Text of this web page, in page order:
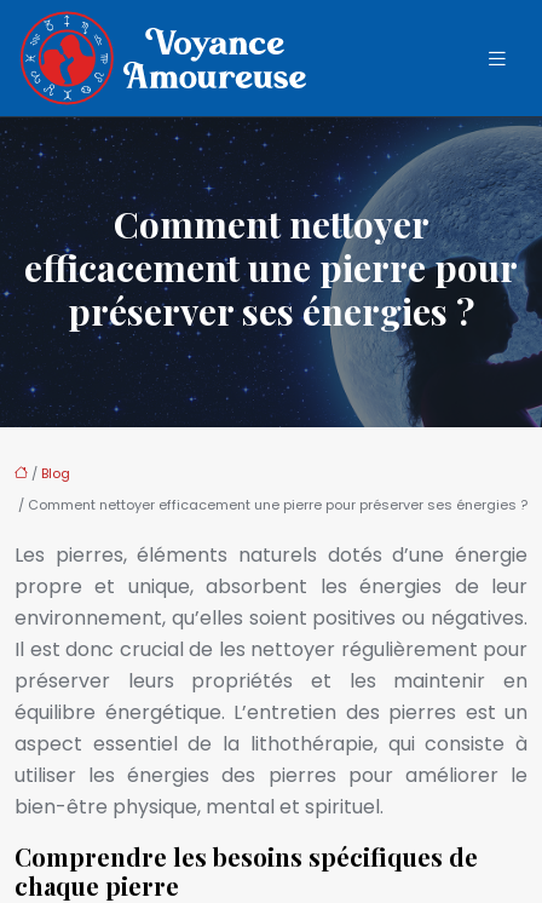
Comment nettoyer
efficacement une pierre pour
préserver ses énergies ?
/ Blog
/ Comment nettoyer efficacement une pierre pour préserver ses énergies ?
Les pierres, éléments naturels dotés d’une énergie
propre et unique, absorbent les énergies de leur
environnement, qu’elles soient positives ou négatives.
Il est donc crucial de les nettoyer régulièrement pour
préserver leurs propriétés et les maintenir en
équilibre énergétique. L’entretien des pierres est un
aspect essentiel de la lithothérapie, qui consiste à
utiliser les énergies des pierres pour améliorer le
bien-être physique, mental et spirituel.
Comprendre les besoins spécifiques de
chaque pierre